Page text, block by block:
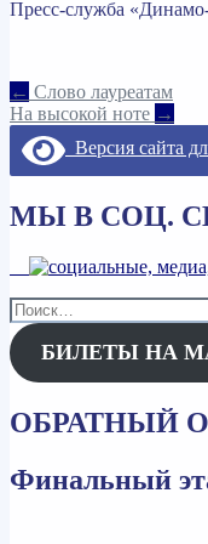
Пресс-служба
Навигация
по
записям
← Слово лауреатам
На высокой ноте →
Версия сайта
МЫ В СОЦ.
Найти:
БИЛЕТЫ НА
ОБРАТНЫЙ
Финальный